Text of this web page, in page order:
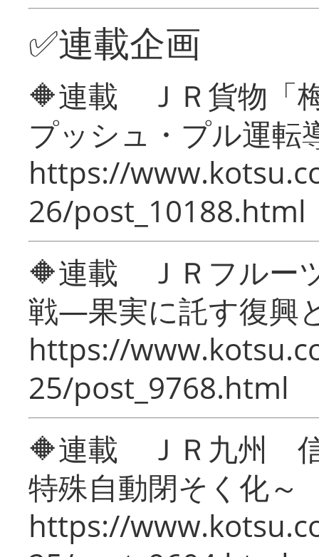
✅連載企画
🔶連載 ＪＲ貨物「
プッシュ・プル運転
https://
26/post_10188.html
🔶連載 ＪＲフルー
戦―果実に託す復興
https://
25/post_9768.html
🔶連載 ＪＲ九州 信
特殊自動閉そく化～
https://